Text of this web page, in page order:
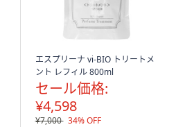
エスプリーナ vi-BIO トリートメ
ント レフィル 800ml
セール価格:
¥4,598
¥7,000 34% OFF